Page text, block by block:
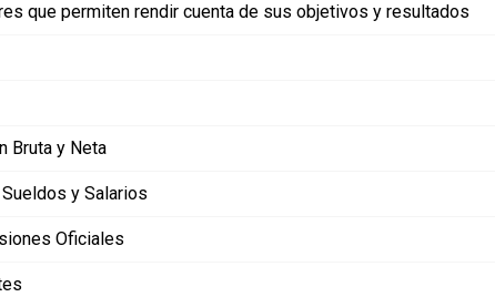
que permiten rendir cuenta de sus objetivos y resultados
Bruta y Neta
y Salarios
Oficiales